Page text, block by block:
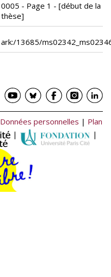
0005 - Page 1 - [début de la
thèse]
ark:/13685/
Données personnelles | Plan
| |